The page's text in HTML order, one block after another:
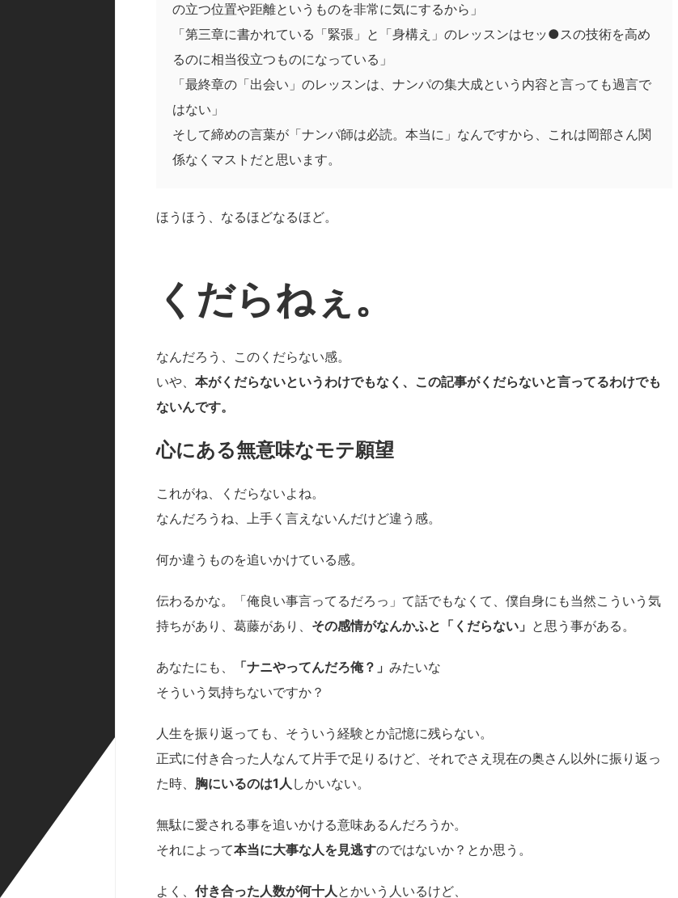
の立つ位置や距離というものを非常に気にするから」
「第三章に書かれている「緊張」と「身構え」のレッスンはセッ●スの技術を高め
るのに相当役立つものになっている」
「最終章の「出会い」のレッスンは、ナンパの集大成という内容と言っても過言で
はない」
そして締めの言葉が「ナンパ師は必読。本当に」なんですから、これは岡部さん関
係なくマストだと思います。
ほうほう、なるほどなるほど。
くだらねぇ。
なんだろう、このくだらない感。
いや、 本がくだらないというわけでもなく、この記事がくだらないと言ってるわけでも
ないんです。
心にある無意味なモテ願望
これがね、くだらないよね。
なんだろうね、上手く言えないんだけど違う感。
何か違うものを追いかけている感。
伝わるかな。「俺良い事言ってるだろっ」て話でもなくて、僕自身にも当然こういう気
持ちがあり、葛藤があり、 その感情がなんかふと「くだらない」 と思う事がある。
あなたにも、 「ナニやってんだろ俺？」 みたいな
そういう気持ちないですか？
人生を振り返っても、そういう経験とか記憶に残らない。
正式に付き合った人なんて片手で足りるけど、それでさえ現在の奥さん以外に振り返っ
た時、 胸にいるのは1人 しかいない。
無駄に愛される事を追いかける意味あるんだろうか。
それによって本当に大事な人を見逃すのではないか？とか思う。
よく、 付き合った人数が何十人とかいう人いるけど、